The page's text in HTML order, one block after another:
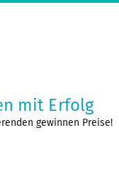
mit Erfolg
gewinnen Preise!